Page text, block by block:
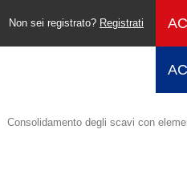
Non sei registrato? Registrati
Consolidamento degli scavi con